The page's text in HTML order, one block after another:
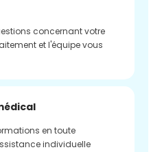
concernant votre
et l'équipe vous
en toute
individuelle